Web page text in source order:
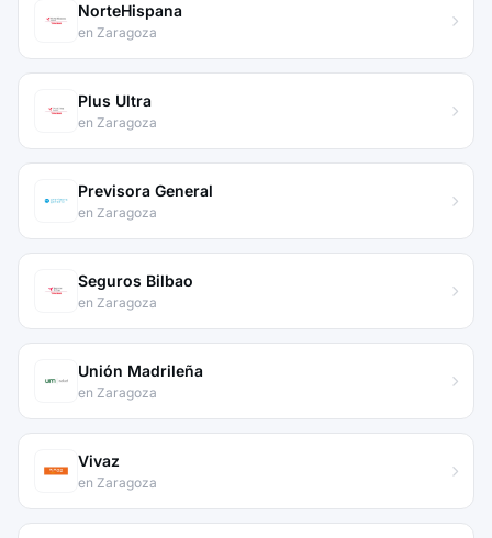
NorteHispana
en Zaragoza
Plus Ultra
en Zaragoza
Previsora General
en Zaragoza
Seguros Bilbao
en Zaragoza
Unión Madrileña
en Zaragoza
Vivaz
en Zaragoza